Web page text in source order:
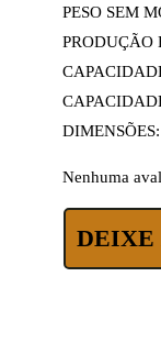
PESO SEM
PRODUÇÃO
DIMENSÕES:
Nenhuma
DEIXE